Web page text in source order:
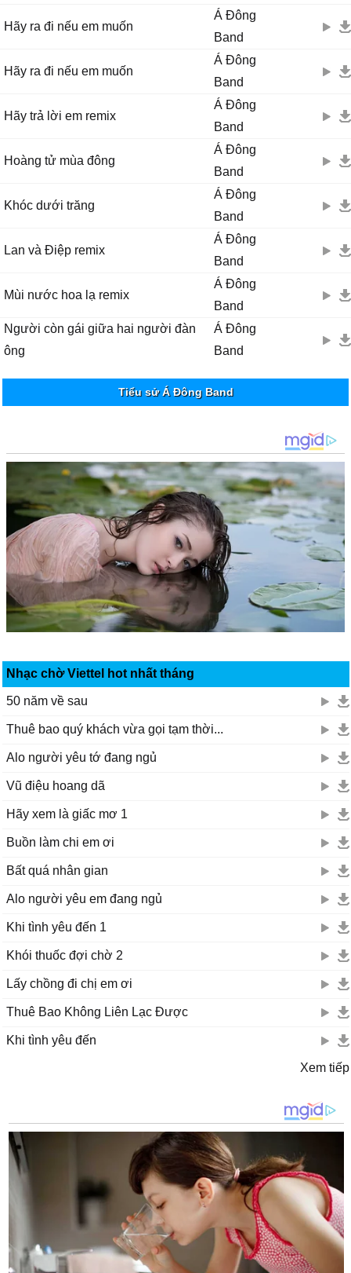
Hãy ra đi nếu em muốn
Á Đông
Band
Hãy ra đi nếu em muốn
Á Đông
Band
Hãy trả lời em remix
Á Đông
Band
Hoàng tử mùa đông
Á Đông
Band
Khóc dưới trăng
Á Đông
Band
Lan và Điệp remix
Á Đông
Band
Mùi nước hoa lạ remix
Á Đông
Band
Người còn gái giữa hai người đàn
ông
Á Đông
Band
Tiểu sử Á Đông Band
Nhạc chờ Viettel hot nhất tháng
50 năm về sau
Thuê bao quý khách vừa gọi tạm thời...
Alo người yêu tớ đang ngủ
Vũ điệu hoang dã
Hãy xem là giấc mơ 1
Buồn làm chi em ơi
Bất quá nhân gian
Alo người yêu em đang ngủ
Khi tình yêu đến 1
Khói thuốc đợi chờ 2
Lấy chồng đi chị em ơi
Thuê Bao Không Liên Lạc Được
Khi tình yêu đến
Xem tiếp